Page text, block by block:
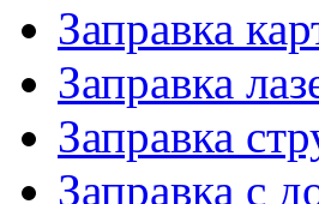
Заправка
Заправка
Заправка
Заправка с